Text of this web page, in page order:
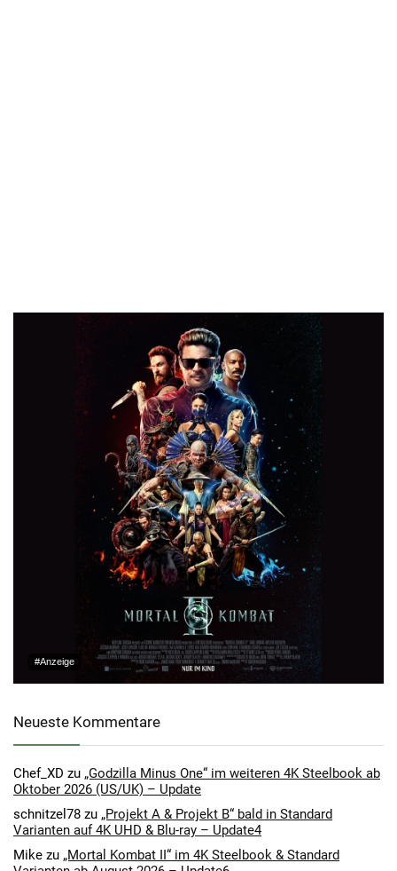
#Anzeige
Neueste Kommentare
Chef_XD zu „Godzilla Minus One“ im weiteren 4K Steelbook ab
Oktober 2026 (US/UK) – Update
schnitzel78 zu „Projekt A & Projekt B“ bald in Standard
Varianten auf 4K UHD & Blu-ray – Update4
Mike zu „Mortal Kombat II“ im 4K Steelbook & Standard